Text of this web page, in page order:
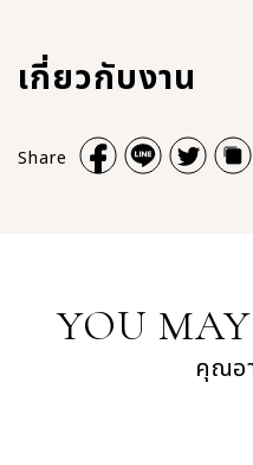
เกี่ยวกับงาน
Share
YOU
คุณอ